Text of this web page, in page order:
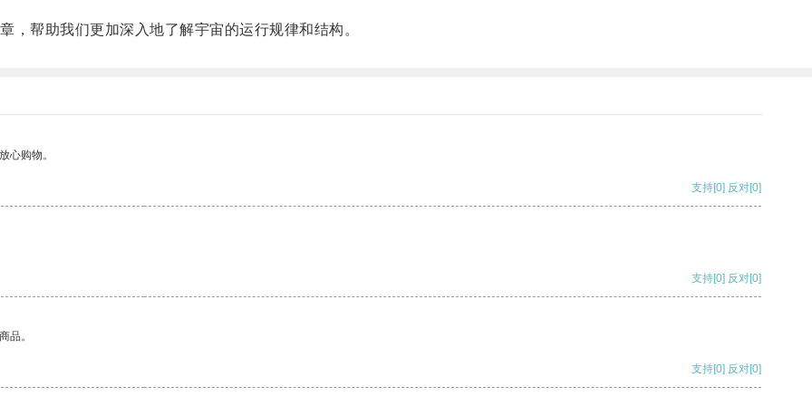
帮助我们更加深入地了解宇宙的运行规律和结构。
心购物。
支持[0] 反对[0]
支持[0] 反对[0]
品。
支持[0] 反对[0]